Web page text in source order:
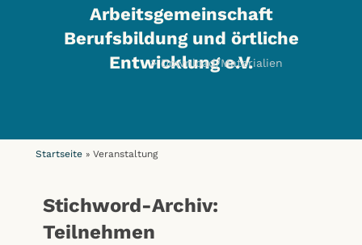
Download/Materialien
Arbeitsgemeinschaft
Berufsbildung und örtliche
Entwicklung e.V.
Startseite » Veranstaltung
Stichword-Archiv:
Teilnehmen